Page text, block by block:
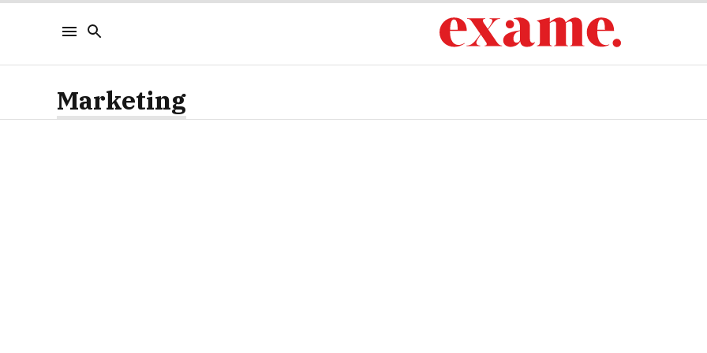
Marketing